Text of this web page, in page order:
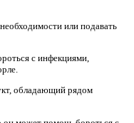
или подавать
с инфекциями,
обладающий рядом